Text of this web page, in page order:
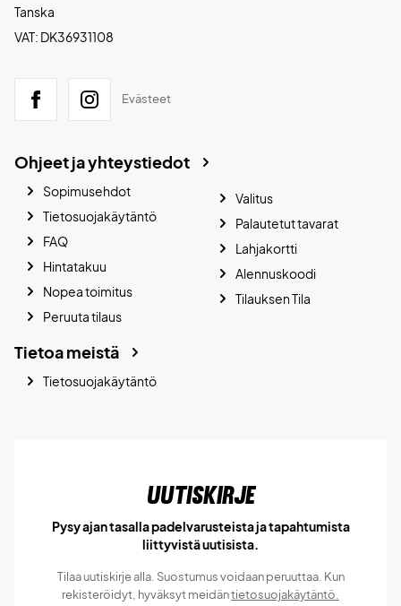
Tanska
VAT: DK36931108
Evästeet
Ohjeet ja yhteystiedot
Sopimusehdot
Tietosuojakäytäntö
FAQ
Hintatakuu
Nopea toimitus
Peruuta tilaus
Valitus
Palautetut tavarat
Lahjakortti
Alennuskoodi
Tilauksen Tila
Tietoa meistä
Tietosuojakäytäntö
Uutiskirje
Pysy ajan tasalla padelvarusteista ja tapahtumista
liittyvistä uutisista.
Tilaa uutiskirje alla. Suostumus voidaan peruuttaa. Kun
rekisteröidyt, hyväksyt meidäntietosuojakäytäntö.